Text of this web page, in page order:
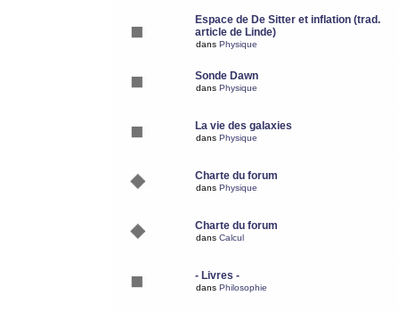
Espace de De Sitter et inflation (trad.
article de Linde)
dans Physique
Sonde Dawn
dans Physique
La vie des galaxies
dans Physique
Charte du forum
dans Physique
Charte du forum
dans Calcul
- Livres -
dans Philosophie